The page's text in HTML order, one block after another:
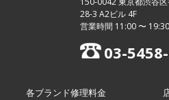
28-3 A2ビル 4F
営業時間 11:00 〜
03-
各ブランド修理料金